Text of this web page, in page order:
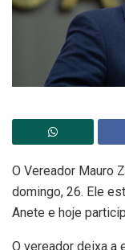
O Vereador Mauro
domingo, 26. Ele
Anete e hoje
O vereador deixa a